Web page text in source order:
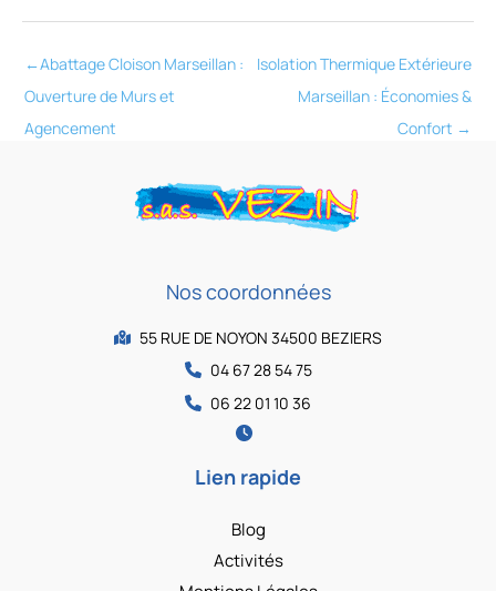
←Abattage Cloison Marseillan :
Ouverture de Murs et
Agencement
Isolation Thermique Extérieure
Marseillan : Économies &
Confort →
Nos coordonnées
55 RUE DE NOYON 34500 BEZIERS
04 67 28 54 75
06 22 01 10 36
Lien rapide
Blog
Activités